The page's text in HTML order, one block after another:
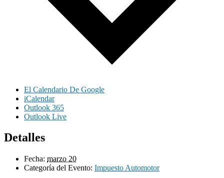
El Calendario De Google
iCalendar
Outlook 365
Outlook Live
Detalles
Fecha: marzo 20
Categoría del Evento: Impuesto Automotor